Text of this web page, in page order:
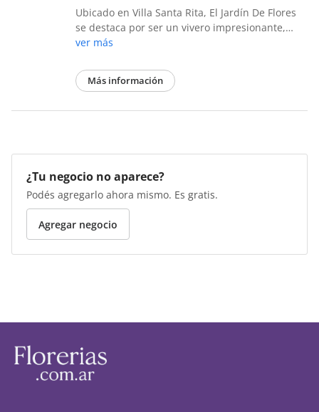
Ubicado en Villa Santa Rita, El Jardín De Flores
se destaca por ser un vivero impresionante,…
ver más
Más información
¿Tu negocio no aparece?
Podés agregarlo ahora mismo. Es gratis.
Agregar negocio